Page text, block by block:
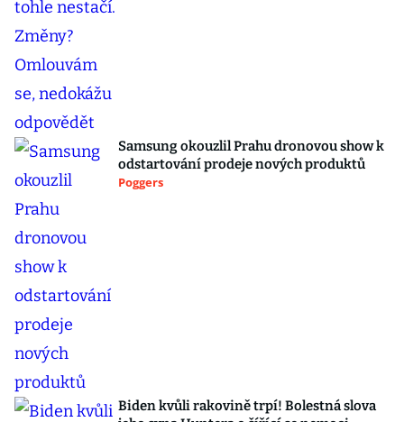
Samsung okouzlil Prahu dronovou show k
odstartování prodeje nových produktů
Poggers
Biden kvůli rakovině trpí! Bolestná slova